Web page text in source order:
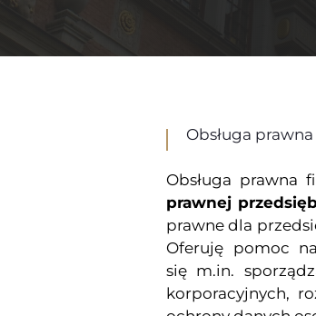
Obsługa
Obsługa prawna
prawnej
prawne dla
Oferuję pomoc
się m.in.
korporacyjnych,